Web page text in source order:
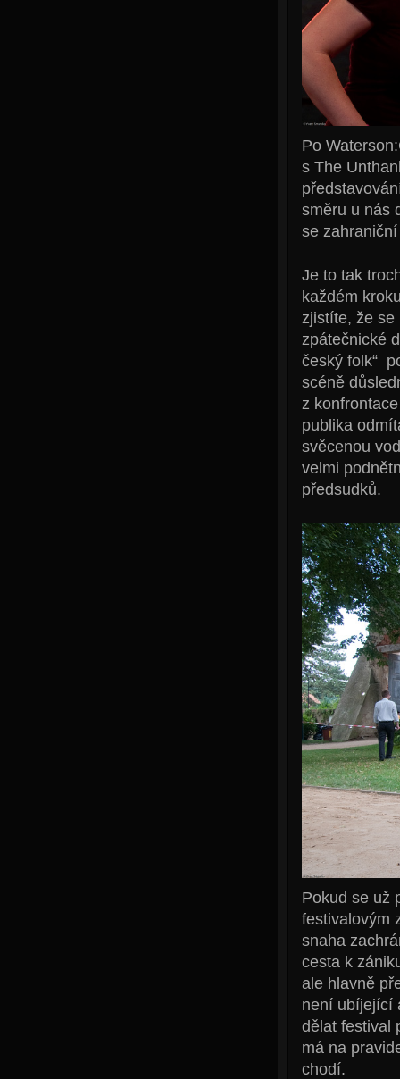
Po
s The
směru u nás
se
Je to tak
každém
zjistíte, že
zpátečnické
český folk“
scéně
z
publika
svěcenou
velmi
předsudků.
Pokud se už
festivalovým
snaha
cesta k
ale hlavně
není ubíjející
dělat festival
má na
chodí.